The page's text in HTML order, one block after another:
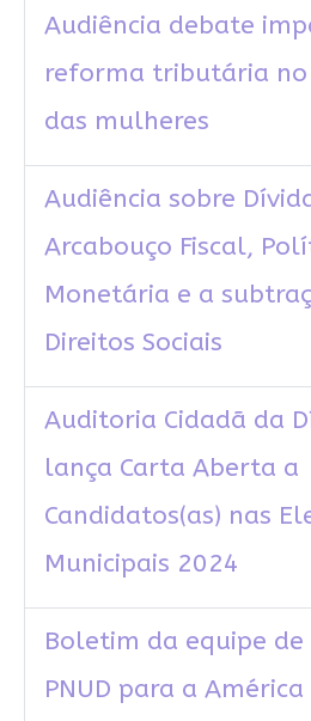
Audiência debate
reforma tributária no
das mulheres
Audiência sobre
Arcabouço Fiscal,
Monetária e a
Direitos Sociais
Auditoria Cidadã da
lança Carta Aberta a
Candidatos(as) nas
Municipais 2024
Boletim da equipe de
PNUD para a